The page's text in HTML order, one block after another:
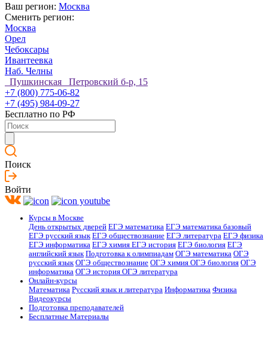
Ваш регион: Москва
Сменить регион:
Москва
Орел
Чебоксары
Ивантеевка
Наб. Челны
Пушкинская Петровский б-р, 15
+7 (800) 775-06-82
+7 (495) 984-09-27
Бесплатно по РФ
Поиск
Войти
Курсы в Москве
День открытых дверей ЕГЭ математика ЕГЭ математика базовый
ЕГЭ русский язык ЕГЭ обществознание ЕГЭ литература ЕГЭ физика
ЕГЭ информатика ЕГЭ химия ЕГЭ история ЕГЭ биология ЕГЭ
английский язык Подготовка к олимпиадам ОГЭ математика ОГЭ
русский язык ОГЭ обществознание ОГЭ химия ОГЭ биология ОГЭ
информатика ОГЭ история ОГЭ литература
Онлайн-курсы
Математика Русский язык и литература Информатика Физика
Видеокурсы
Подготовка преподавателей
Бесплатные Материалы